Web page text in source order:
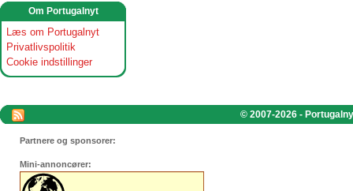
Om Portugalnyt
Læs om Portugalnyt
Privatlivspolitik
Cookie indstillinger
© 2007-2026 -
Partnere og sponsorer:
Mini-annoncører: